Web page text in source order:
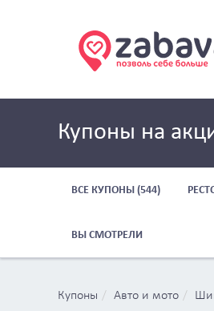
Купоны на
ВСЕ КУПОНЫ (544)
ВЫ СМОТРЕЛИ
Купоны Авто и мото